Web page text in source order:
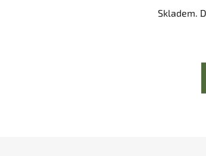
Skladem.